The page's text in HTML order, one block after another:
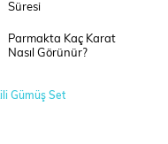
Süresi
Parmakta Kaç Karat
Nasıl Görünür?
Gümüş Set